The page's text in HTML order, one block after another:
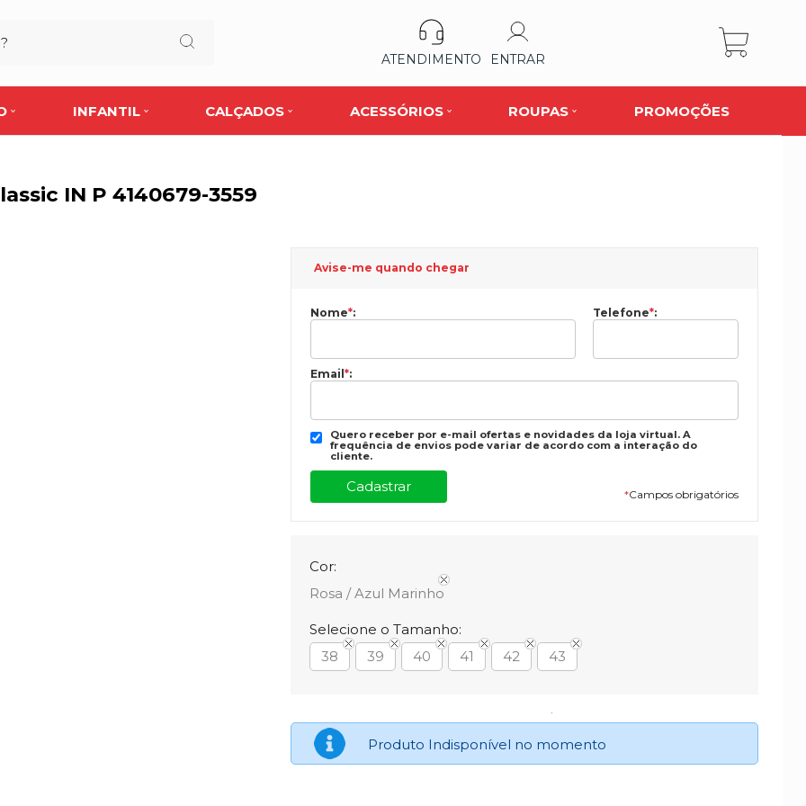
ATENDIMENTO ENTRAR
INFANTIL CALÇADOS ACESSÓRIOS ROUPAS PROMOÇÕES
IN P 4140679-3559
Avise-me quando chegar
Nome*: Telefone*:
Email *:
Quero receber por e-mail ofertas e novidades da loja virtual. A
frequência de envios pode variar de acordo com a interação do
cliente.
*Campos obrigatórios
Cor:
Rosa / Azul Marinho
Selecione o Tamanho:
38
39 40 41 42 43
Produto Indisponível no momento